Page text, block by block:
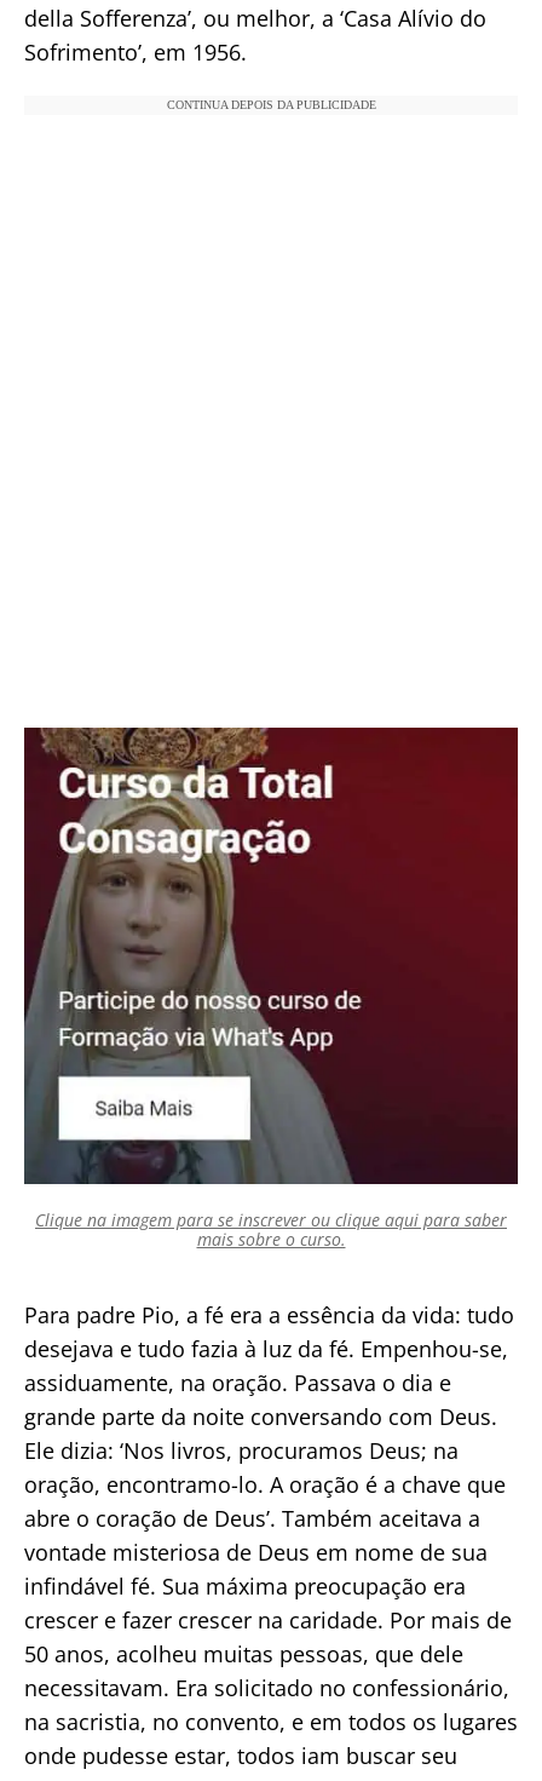
della Sofferenza’, ou melhor, a ‘Casa Alívio do
Sofrimento’, em 1956.
CONTINUA DEPOIS DA PUBLICIDADE
Clique na imagem para se inscrever ou clique aqui para saber
mais sobre o curso.
Para padre Pio, a fé era a essência da vida: tudo
desejava e tudo fazia à luz da fé. Empenhou-se,
assiduamente, na oração. Passava o dia e
grande parte da noite conversando com Deus.
Ele dizia: ‘Nos livros, procuramos Deus; na
oração, encontramo-lo. A oração é a chave que
abre o coração de Deus’. Também aceitava a
vontade misteriosa de Deus em nome de sua
infindável fé. Sua máxima preocupação era
crescer e fazer crescer na caridade. Por mais de
50 anos, acolheu muitas pessoas, que dele
necessitavam. Era solicitado no confessionário,
na sacristia, no convento, e em todos os lugares
onde pudesse estar, todos iam buscar seu